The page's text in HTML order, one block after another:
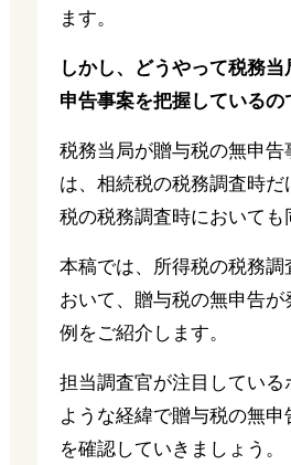
ます。
しかし、どうやって税務
申告事案を把握しているの
税務当局が贈与税の無申
は、相続税の税務調査時
税の税務調査時においても
本稿では、所得税の税務調
おいて、贈与税の無申告
例をご紹介します。
担当調査官が注目してい
ような経緯で贈与税の無
を確認していきましょう。